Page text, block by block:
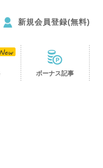
新規会員登録(無料)
ボーナス記事